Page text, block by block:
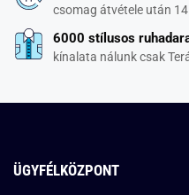
csomag átvétele után 14
6000 stílusos
kínalata nálunk csak
ÜGYFÉLKÖZPONT